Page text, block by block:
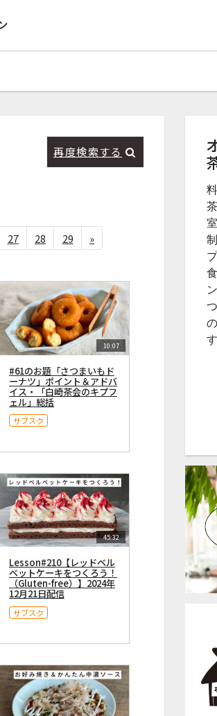
再度検索する
27 28 29 »
10:07
#61のお題「さつまいもド
ーナツ」ポイント＆アドバ
イス・「白崎茶会のキプフ
ェル」総括
サブスク
45:32
Lesson#210【レッドベル
ベットケーキをつくろう！
（Gluten-free）】2024年
12月21日配信
サブスク